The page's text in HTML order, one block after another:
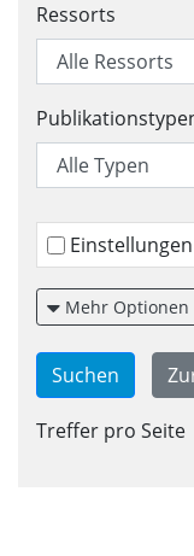
Ressorts
Mehr Optionen
Treffer pro Seite